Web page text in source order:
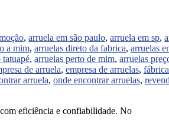
, arruela em são paulo, arruela em sp,
a mim, arruelas direto da fabrica, arruelas
tatuapé, arruelas perto de mim, arruelas
de arruela, empresa de arruelas,
arruela, onde encontrar arruelas,
eficiência e confiabilidade. No